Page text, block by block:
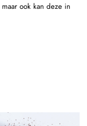
ook kan deze in